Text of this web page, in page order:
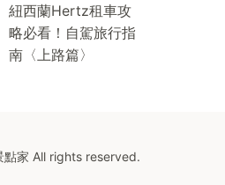
紐西蘭Hertz租車攻
略必看！自駕旅行指
南〈上路篇〉
家 All rights reserved.